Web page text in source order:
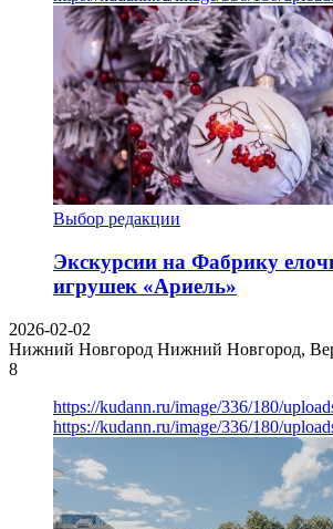
Выбор редакции
Экскурсии на Фабрику
игрушек «Ариель»
2026-02-02
Нижний Новгород Нижний Новгород,
8
https://kudann.ru/image/336/180/
https://kudann.ru/image/336/180/